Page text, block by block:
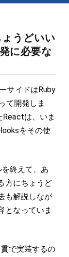
ょうどいい
に必要な
サイドはRuby
て開発しま
は、いま
をその使
終えて、あ
方にちょうど
も解説しなが
となっていま
で実装するの